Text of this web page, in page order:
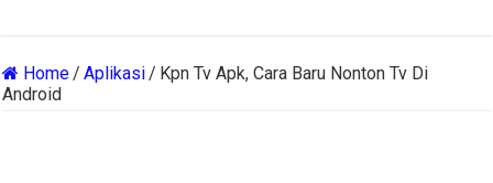
Home/ Aplikasi/ Kpn Tv Apk, Cara Baru Nonton Tv Di
Android